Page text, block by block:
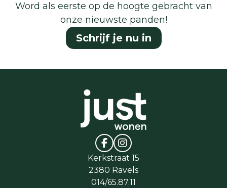
Word als eerste op de hoogte gebracht van
onze nieuwste panden!
Schrijf je nu in
Kerkstraat 15
2380 Ravels
014/65.87.11